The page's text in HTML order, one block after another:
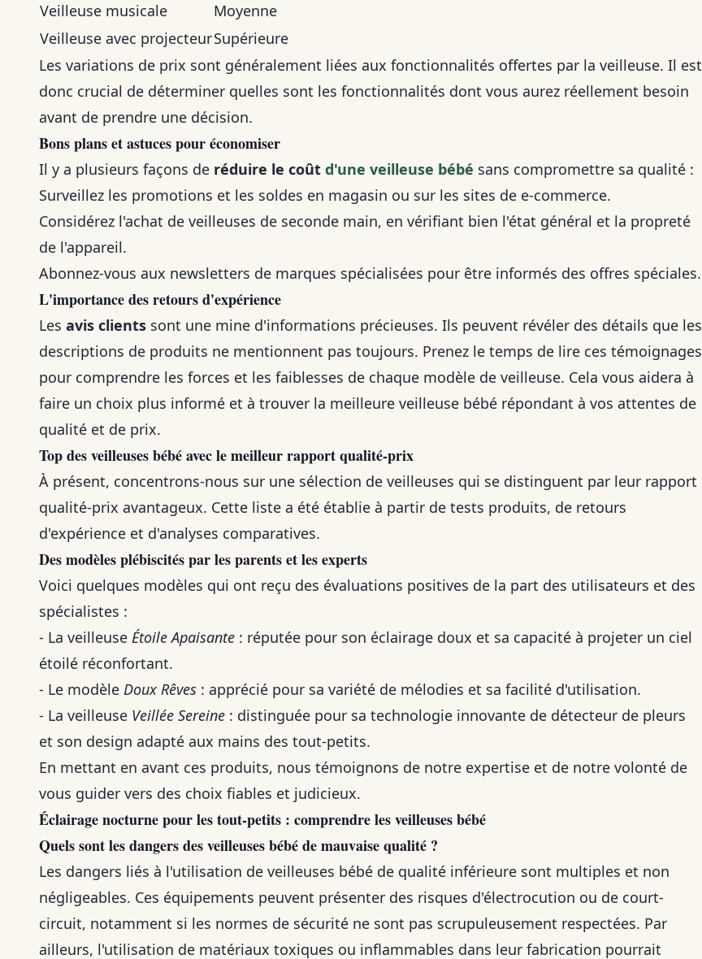
Veilleuse musicale
Moyenne
Veilleuse avec projecteurSupérieure
Les variations de prix sont généralement liées aux fonctionnalités offertes par la veilleuse. Il est
donc crucial de déterminer quelles sont les fonctionnalités dont vous aurez réellement besoin
avant de prendre une décision.
Bons plans et astuces pour économiser
Il y a plusieurs façons de réduire le coût d'une veilleuse bébé sans compromettre sa qualité :
Surveillez les promotions et les soldes en magasin ou sur les sites de e-commerce.
Considérez l'achat de veilleuses de seconde main, en vérifiant bien l'état général et la propreté
de l'appareil.
Abonnez-vous aux newsletters de marques spécialisées pour être informés des offres spéciales.
L'importance des retours d'expérience
Les avis clients sont une mine d'informations précieuses. Ils peuvent révéler des détails que les
descriptions de produits ne mentionnent pas toujours. Prenez le temps de lire ces témoignages
pour comprendre les forces et les faiblesses de chaque modèle de veilleuse. Cela vous aidera à
faire un choix plus informé et à trouver la meilleure veilleuse bébé répondant à vos attentes de
qualité et de prix.
Top des veilleuses bébé avec le meilleur rapport qualité-prix
À présent, concentrons-nous sur une sélection de veilleuses qui se distinguent par leur rapport
qualité-prix avantageux. Cette liste a été établie à partir de tests produits, de retours
d'expérience et d'analyses comparatives.
Des modèles plébiscités par les parents et les experts
Voici quelques modèles qui ont reçu des évaluations positives de la part des utilisateurs et des
spécialistes :
- La veilleuse Étoile Apaisante : réputée pour son éclairage doux et sa capacité à projeter un ciel
étoilé réconfortant.
- Le modèle Doux Rêves : apprécié pour sa variété de mélodies et sa facilité d'utilisation.
- La veilleuse Veillée Sereine : distinguée pour sa technologie innovante de détecteur de pleurs
et son design adapté aux mains des tout-petits.
En mettant en avant ces produits, nous témoignons de notre expertise et de notre volonté de
vous guider vers des choix fiables et judicieux.
Éclairage nocturne pour les tout-petits : comprendre les veilleuses bébé
Quels sont les dangers des veilleuses bébé de mauvaise qualité ?
Les dangers liés à l'utilisation de veilleuses bébé de qualité inférieure sont multiples et non
négligeables. Ces équipements peuvent présenter des risques d'électrocution ou de court-
circuit, notamment si les normes de sécurité ne sont pas scrupuleusement respectées. Par
ailleurs, l'utilisation de matériaux toxiques ou inflammables dans leur fabrication pourrait